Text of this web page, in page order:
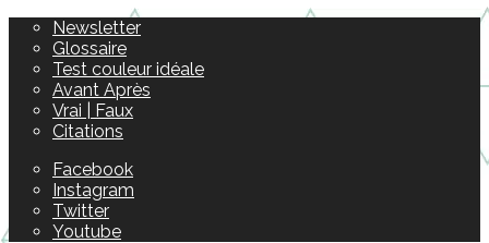
Newsletter
Glossaire
Test couleur idéale
Avant Après
Vrai | Faux
Citations
Facebook
Instagram
Twitter
Youtube